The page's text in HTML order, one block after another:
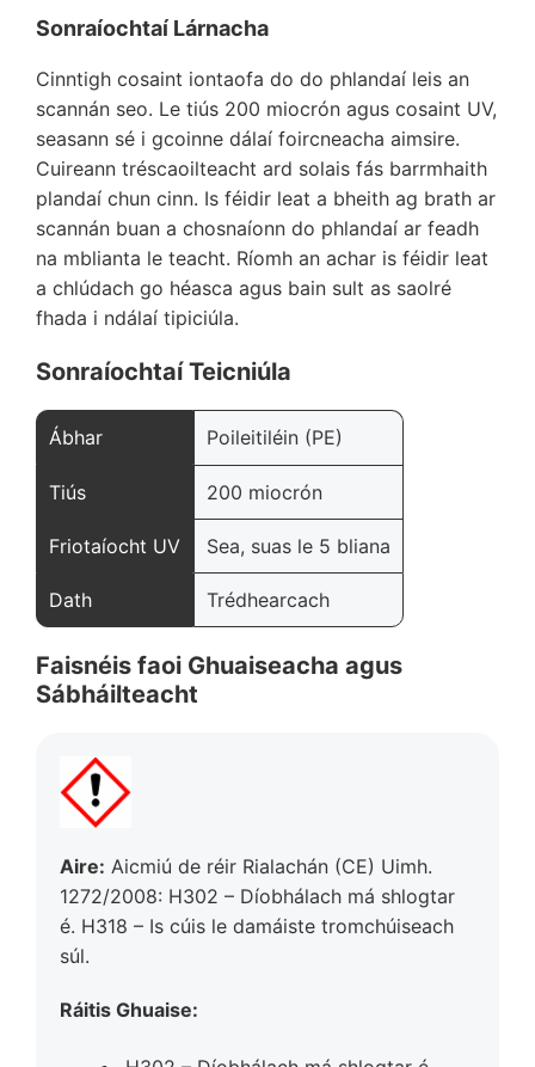
Sonraíochtaí Lárnacha
Cinntigh cosaint iontaofa do do phlandaí leis an
scannán seo. Le tiús 200 miocrón agus cosaint UV,
seasann sé i gcoinne dálaí foircneacha aimsire.
Cuireann tréscaoilteacht ard solais fás barrmhaith
plandaí chun cinn. Is féidir leat a bheith ag brath ar
scannán buan a chosnaíonn do phlandaí ar feadh
na mblianta le teacht. Ríomh an achar is féidir leat
a chlúdach go héasca agus bain sult as saolré
fhada i ndálaí tipiciúla.
Sonraíochtaí Teicniúla
Ábhar Poileitiléin (PE)
Tiús 200 miocrón
Friotaíocht UV Sea, suas le 5 bliana
Dath Trédhearcach
Faisnéis faoi Ghuaiseacha agus
Sábháilteacht
Aire: Aicmiú de réir Rialachán (CE) Uimh.
1272/2008: H302 – Díobhálach má shlogtar
é. H318 – Is cúis le damáiste tromchúiseach
súl.
Ráitis Ghuaise: